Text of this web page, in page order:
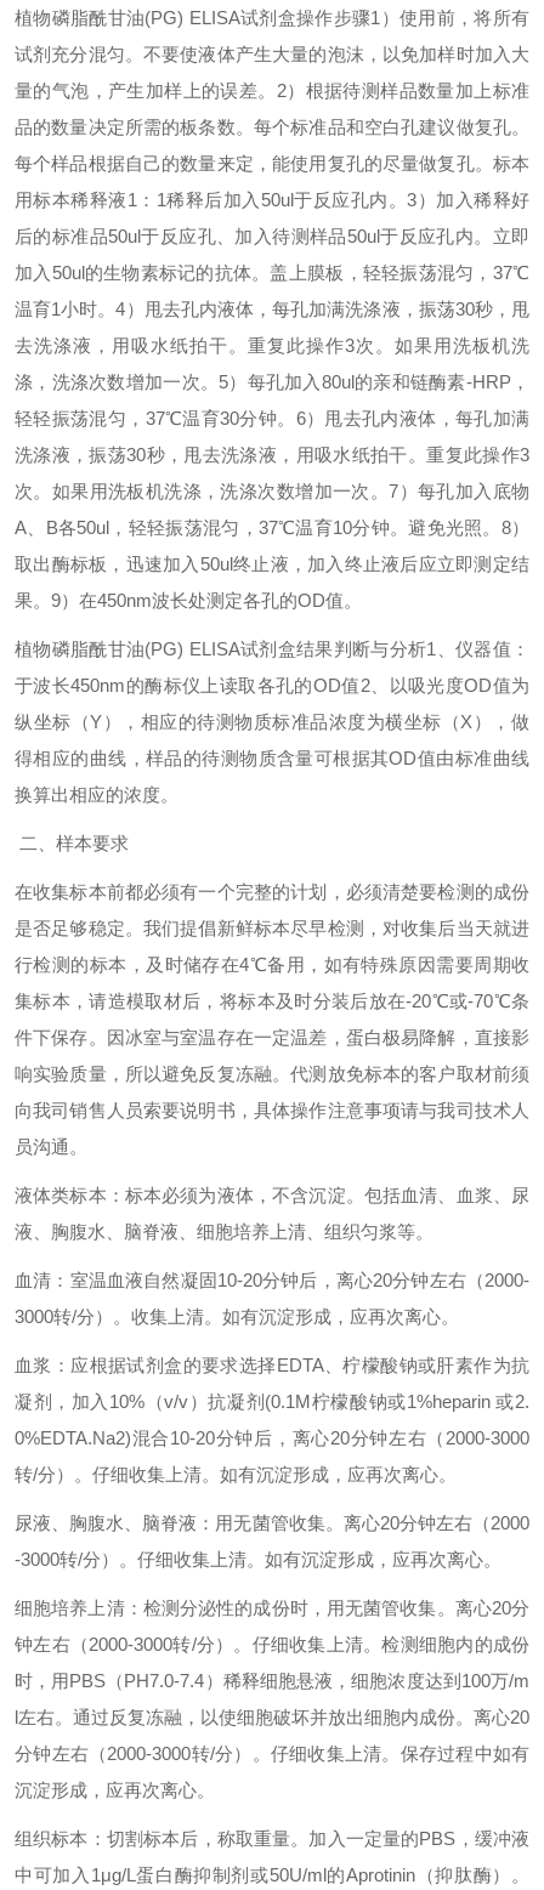
植物磷脂酰甘油(PG) ELISA试剂盒操作步骤1）使用前，将所有
试剂充分混匀。不要使液体产生大量的泡沫，以免加样时加入大
量的气泡，产生加样上的误差。 2）根据待测样品数量加上标准
品的数量决定所需的板条数。每个标准品和空白孔建议做复孔。
每个样品根据自己的数量来定，能使用复孔的尽量做复孔。标本
用标本稀释液1：1稀释后加入50ul于反应孔内。3）加入稀释好
后的标准品50ul于反应孔、加入待测样品50ul于反应孔内。立即
加入50ul的生物素标记的抗体。盖上膜板，轻轻振荡混匀，37℃
温育1小时。4）甩去孔内液体，每孔加满洗涤液，振荡30秒，甩
去洗涤液，用吸水纸拍干。重复此操作3次。如果用洗板机洗
涤，洗涤次数增加一次。 5）每孔加入80ul的亲和链酶素-HRP，
轻轻振荡混匀，37℃温育30分钟。 6）甩去孔内液体，每孔加满
洗涤液，振荡30秒，甩去洗涤液，用吸水纸拍干。重复此操作3
次。如果用洗板机洗涤，洗涤次数增加一次。7）每孔加入底物
A、B各50ul，轻轻振荡混匀，37℃温育10分钟。避免光照。 8）
取出酶标板，迅速加入50ul终止液，加入终止液后应立即测定结
果。 9）在450nm波长处测定各孔的OD值。
植物磷脂酰甘油(PG) ELISA试剂盒结果判断与分析1、仪器值：
于波长450nm的酶标仪上读取各孔的OD值2、以吸光度OD值为
纵坐标（Y），相应的待测物质标准品浓度为横坐标（X），做
得相应的曲线，样品的待测物质含量可根据其OD值由标准曲线
换算出相应的浓度。
二、样本要求
在收集标本前都必须有一个完整的计划，必须清楚要检测的成份
是否足够稳定。我们提倡新鲜标本尽早检测，对收集后当天就进
行检测的标本，及时储存在4℃备用，如有特殊原因需要周期收
集标本，请造模取材后，将标本及时分装后放在-20℃或-70℃条
件下保存。因冰室与室温存在一定温差，蛋白极易降解，直接影
响实验质量，所以避免反复冻融。代测放免标本的客户取材前须
向我司销售人员索要说明书，具体操作注意事项请与我司技术人
员沟通。
液体类标本：标本必须为液体，不含沉淀。包括血清、血浆、尿
液、胸腹水、脑脊液、细胞培养上清、组织匀浆等。
血清：室温血液自然凝固10-20分钟后，离心20分钟左右（2000-
3000转/分）。收集上清。如有沉淀形成，应再次离心。
血浆：应根据试剂盒的要求选择EDTA、柠檬酸钠或肝素作为抗
凝剂，加入10%（v/v）抗凝剂(0.1M柠檬酸钠或1%heparin 或2.
0%EDTA.Na2)混合10-20分钟后，离心20分钟左右（2000-3000
转/分）。仔细收集上清。如有沉淀形成，应再次离心。
尿液、胸腹水、脑脊液：用无菌管收集。离心20分钟左右（2000
-3000转/分）。仔细收集上清。如有沉淀形成，应再次离心。
细胞培养上清：检测分泌性的成份时，用无菌管收集。离心20分
钟左右（2000-3000转/分）。仔细收集上清。检测细胞内的成份
时，用PBS（PH7.0-7.4）稀释细胞悬液，细胞浓度达到100万/m
l左右。通过反复冻融，以使细胞破坏并放出细胞内成份。离心20
分钟左右（2000-3000转/分）。仔细收集上清。保存过程中如有
沉淀形成，应再次离心。
组织标本：切割标本后，称取重量。加入一定量的PBS，缓冲液
中可加入1μg/L蛋白酶抑制剂或50U/ml的Aprotinin（抑肽酶）。